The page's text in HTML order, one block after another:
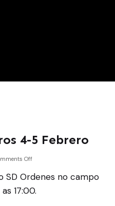
4-5 Febrero
Off
SD Ordenes no campo
17:00.